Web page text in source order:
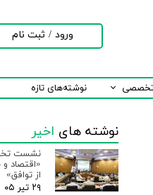
تخصصی نوشته‌های تازه
ورود / ثبت نام
تغییر گذر واژه
خروج از حساب
کاربری
نوشته های اخیر
نشست
«اقتصاد
از توافق»
۲۹ تیر ۰۵